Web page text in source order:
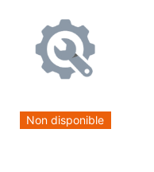
Non disponible